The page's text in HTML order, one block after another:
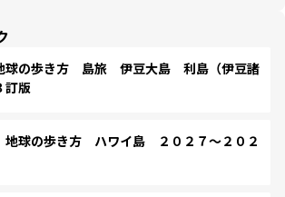
球の歩き方 島旅 伊豆大島 利島（伊豆諸
版
球の歩き方 ハワイ島 ２０２７～２０２